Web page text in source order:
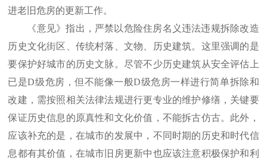
进老旧危房的更新工作。
《意见》指出，严禁以危险住房名义违法违规拆除改造
历史文化街区、传统村落、文物、历史建筑。这里强调的是
要保护好城市的历史文脉。尽管不少历史建筑从安全评估上
已是D级危房，但不能像一般D级危房一样进行简单拆除和
改建，需按照相关法律法规进行更专业的维护修缮，关键要
保证历史信息的原真性和文化价值，不能拆古仿古。此外，
应该补充的是，在城市的发展中，不同时期的历史和时代信
息都有其价值，在城市旧房更新中也应该注意积极保护和利